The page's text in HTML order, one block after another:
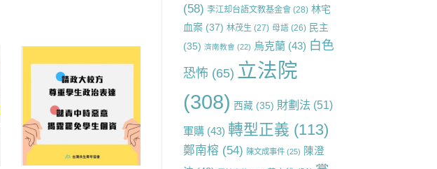
(58) 李江却台語文教基金會(28) 林宅
血案(37) 林茂生 (27) 母語(26) 民主
(35) 濟南教會 (22) 烏克蘭(43) 白色
恐怖 (65) 立法院
(308) 西藏(35) 財劃法(51)
軍購(43) 轉型正義 (113)
鄭南榕 (54) 陳文成事件(25) 陳澄